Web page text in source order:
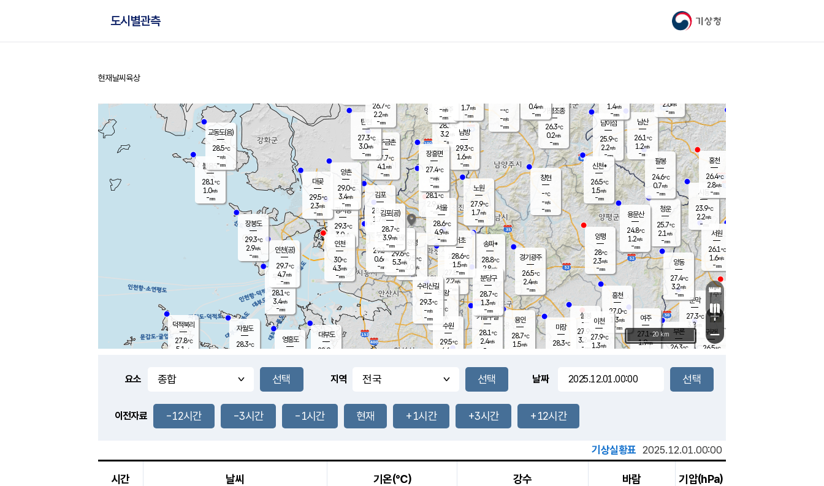
기상청
도시별관측
홈
현재날씨 육상
풍도
4.0m/s
문막
27.3℃
3.8
mm
남이섬
25.9℃
2.2m/s
-mm
무의도
28.1℃
3.4m/s
-mm
영흥도
볼음도
28.1℃
1.0m/s
-mm
자월도
28.3℃
양주
28.1℃
3.2
-mm
부론
26.3℃
과천
27.8℃
2.2m/s
- mm
남산
26.1℃
1.2m/s
-mm
장봉도
29.3℃
2.9m/s
-mm
-mm
청운
25.7℃
2.1 m/s
-mm
팔봉
24.6℃
0.7m/s
-mm
-mm
용인
28.7℃
1.5m/s
여주
27.1℃
1.9m/s
양동
27.4℃
3.2m/s
-mm
경기광주
26.5℃
2.4m/s
-mm
장호원
1.4m/s
-mm
28.5
℃
대부도
28.9
-
경서동
29.3℃
3.0m/s
-mm
파주금촌
27.7℃
4.1 m/s
-mm
가평조종
26.3℃
0.2m/s
-mm
-℃
-m/s
-mm
대곶
29.5℃
2.3m/s
-mm
신천*
26.5℃
1.5m/s
-mm
창현
-℃
-m/s
-mm
탄현
27.3℃
3.0m/s
-mm
0.4m/s
-mm
29.3℃
1.3m/s
-mm
흥천
27.0℃
1.3m/s
-mm
마장
28.3℃
의왕
- ℃
m/s
mm
김포
28.9℃
1.7 m/s
mm
설봉
27.9
3.2 m/s
- mm
광명
29.5 ℃
2.0 m/s
-mm
부천
29.3℃
0.6m/s
-mm
-mm
양촌
29.0℃
3.4m/s
-mm
구로
29.6℃
5.3m/s
-mm
은평
28.1℃
2.9 m/s
- mm
노원
27.9℃
1.7m/s
-mm
송파*
28.8℃
2.8m/s
-mm
서초
28.6℃
1.5m/s
-mm
남방
29.3℃
1.6m/s
-mm
기흥구갈
28.1℃
2.4m/s
-
수리산길
29.3℃
-m/s
-mm
분당구
28.7℃
1.3m/s
-mm
장흥면
27.4℃
-m/s
-mm
-m/s
-mm
시동
23.9℃
2.2m/s
- mm
귀래
26.5℃
서원
26.1℃
1.6m/s
-mm
용문산
24.8℃
1.2m/s
-mm
덕적북리
27.8℃
5.1 m/s
인천(공)
29.7℃
4.7m/s
-mm
김포(공)
28.7℃
3.9m/s
-mm
교동도(음)
28.5℃
-m/s
-mm
홍천
26.4℃
2.8m/s
-mm
이천
27.9℃
1.3m/s
양평
28℃
2.3m/s
-mm
수원
29.5℃
4.6 m/s
인천
30℃
4.3m/s
-mm
서울
28.6℃
4.9m/s
-mm
2.6m/s
-mm
26.7℃
2.2m/s
-mm
1.7m/s
-mm
+
−
20 km
요소 지역 날짜
이전자료 -12시간 -3시간 -1시간 현재 +1시간 +3시간 +12시간
기상실황표 2025.12.01.00:00
시간 날씨 기온(℃) 강수 바람 기압(hPa)